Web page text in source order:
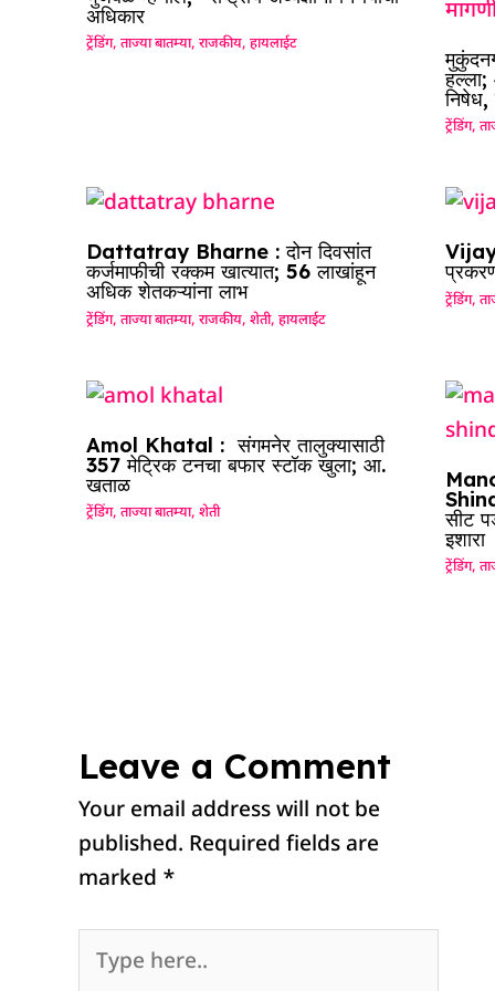
अधिकार
ट्रेंडिंग,ताज्या बातम्या,राजकीय,हायलाईट
निषेध,
ट्रेंडिंग,
Dattatray Bharne : दोन दिवसांत
कर्जमाफीची रक्कम खात्यात; 56 लाखांहून
अधिक शेतकऱ्यांना लाभ
ट्रेंडिंग,ताज्या बातम्या,राजकीय,शेती,हायलाईट
ट्रेंडिंग,
Amol Khatal : संगमनेर तालुक्यासाठी
357 मेट्रिक टनचा बफार स्टॉक खुला; आ.
खताळ
ट्रेंडिंग,ताज्या बातम्या,शेती सीट
इशारा
ट्रेंडिंग,
Leave a Comment
Your email address will not be
published. Required fields are
marked *
here..